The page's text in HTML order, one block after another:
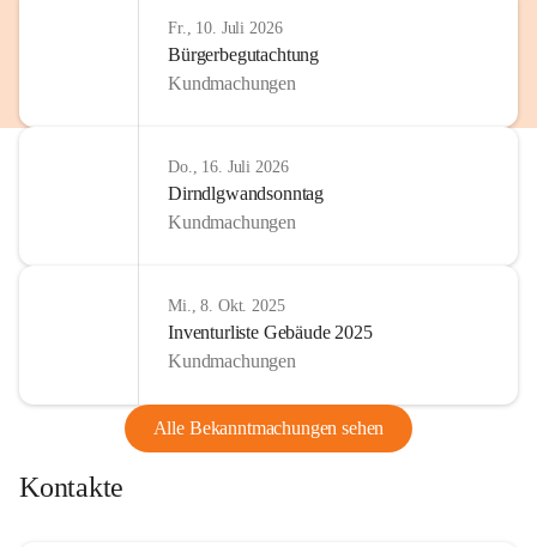
Fr., 10. Juli 2026
Bürgerbegutachtung
Kundmachungen
Do., 16. Juli 2026
Dirndlgwandsonntag
Kundmachungen
Mi., 8. Okt. 2025
Inventurliste Gebäude 2025
Kundmachungen
Alle Bekanntmachungen sehen
Kontakte